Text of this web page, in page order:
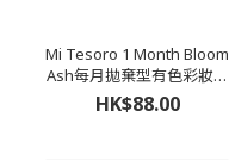
Mi Tesoro 1 Month Bloom
Ash每月拋棄型有色彩妝隱
形眼鏡 (1盒2片)
HK$88.00